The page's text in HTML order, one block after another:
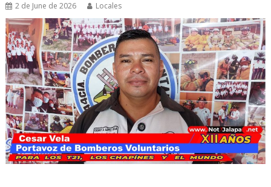
2 de June de 2026 Locales